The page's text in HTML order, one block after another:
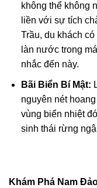
không thể không
liền với sự tích
Trầu, du khách
làn nước trong
nhắc đến này.
Bãi Biển Bí Mật:
nguyên nét
vùng biển nhiệt
sinh thái rừng
Khám Phá Nam